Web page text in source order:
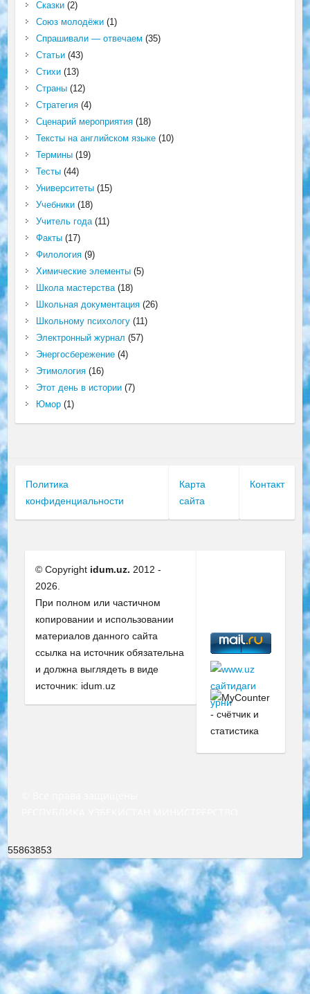
Сказки(2)
Союз молодёжи(1)
Спрашивали — отвечаем (35)
Статьи(43)
Стихи(13)
Страны(12)
Стратегия(4)
Сценарий мероприятия(18)
Тексты на английском языке(10)
Термины(19)
Тесты(44)
Университеты(15)
Учебники(18)
Учитель года(11)
Факты(17)
Филология(9)
Химические элементы(5)
Школа мастерства(18)
Школьная документация(26)
Школьному психологу(11)
Электронный журнал (57)
Энергосбережение(4)
Этимология(16)
Этот день в истории(7)
Юмор(1)
Политика
конфиденциальности
Карта
сайта
Контакт
© Copyright idum.uz. 2012 -
2026.
При полном или частичном
копировании и использовании
материалов данного сайта
ссылка на источник обязательна
и должна выглядеть в виде
источник: idum.uz
55863853